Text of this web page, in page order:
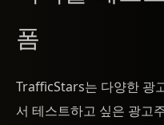
폼
TrafficStars는 다양한 광
서 테스트하고 싶은 광고